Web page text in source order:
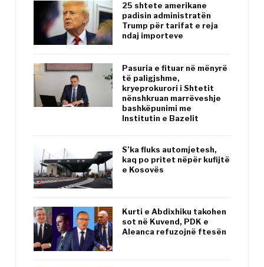
25 shtete amerikane
padisin administratën
Trump për tarifat e reja
ndaj importeve
Pasuria e fituar në mënyrë
të paligjshme,
kryeprokurori i Shtetit
nënshkruan marrëveshje
bashkëpunimi me
Institutin e Bazelit
S’ka fluks automjetesh,
kaq po pritet nëpër kufijtë
e Kosovës
Kurti e Abdixhiku takohen
sot në Kuvend, PDK e
Aleanca refuzojnë ftesën